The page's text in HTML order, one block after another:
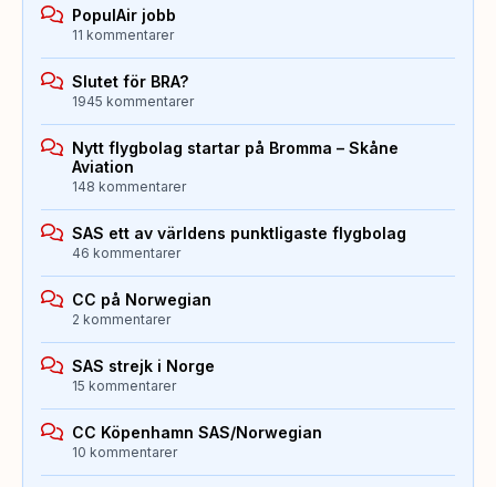
PopulAir jobb
11 kommentarer
Slutet för BRA?
1945 kommentarer
Nytt flygbolag startar på Bromma – Skåne
Aviation
148 kommentarer
SAS ett av världens punktligaste flygbolag
46 kommentarer
CC på Norwegian
2 kommentarer
SAS strejk i Norge
15 kommentarer
CC Köpenhamn SAS/Norwegian
10 kommentarer